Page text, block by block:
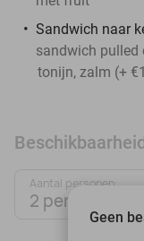
Sandwich naar
sandwich pulled
tonijn, zalm (+
Aantal personen:
2 personen
Geen